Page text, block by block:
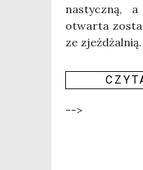
na­stycz­ną,
otwar­ta
ze zjeż­dżal­nią.
-->